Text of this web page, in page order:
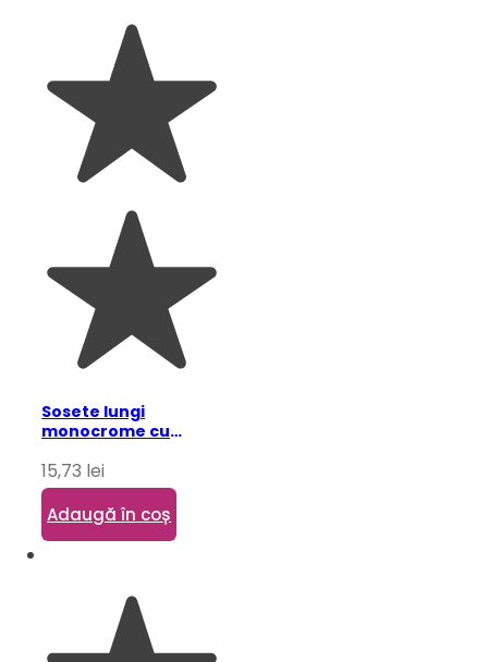
Sosete lungi
monocrome cu
alb 13 ani
15,73 lei
Adaugă în coș